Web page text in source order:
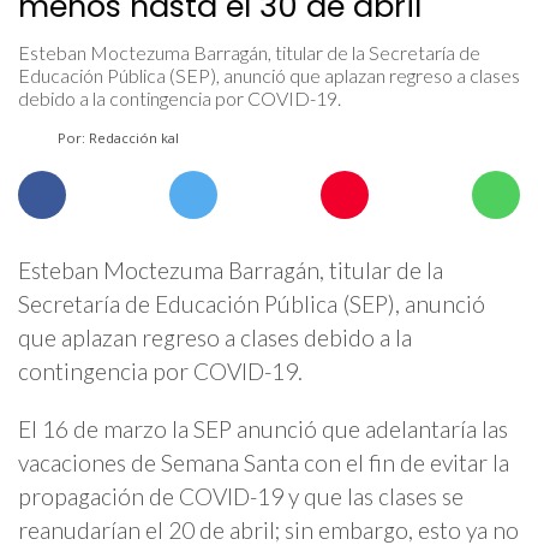
Esteban Moctezuma Barragán, titular de la Secretaría de
Educación Pública (SEP), anunció que aplazan regreso a clases
debido a la contingencia por COVID-19.
Por: Redacción kal
Esteban Moctezuma Barragán, titular de la
Secretaría de Educación Pública (SEP), anunció
que aplazan regreso a clases debido a la
contingencia por COVID-19.
El 16 de marzo la SEP anunció que adelantaría las
vacaciones de Semana Santa con el fin de evitar la
propagación de COVID-19 y que las clases se
reanudarían el 20 de abril; sin embargo, esto ya no